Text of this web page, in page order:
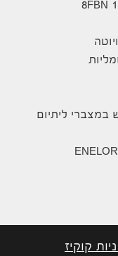
במצברי ליתיום
קוקיז